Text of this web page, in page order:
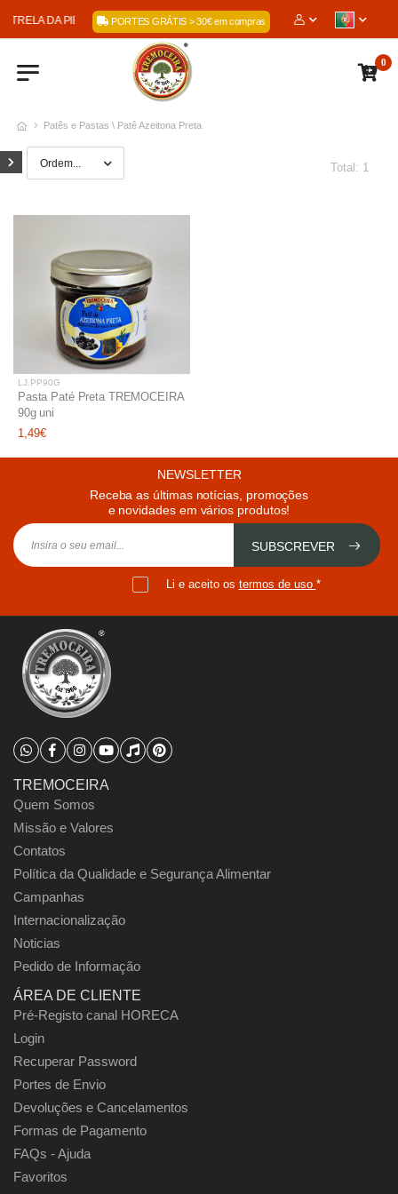
DA PIEDADE, LDAPORTES GRÁTIS > 30€ em compras
0
Patês e Pastas \ Patê Azeitona Preta
Total: 1
LJ.PP90G
Pasta Paté Preta TREMOCEIRA
90g uni
1,49€
NEWSLETTER
Receba as últimas notícias, promoções
e novidades em vários produtos!
SUBSCREVER
Li e aceito os termos de uso *
TREMOCEIRA
Quem Somos
Missão e Valores
Contatos
Política da Qualidade e Segurança Alimentar
Campanhas
Internacionalização
Noticias
Pedido de Informação
ÁREA DE CLIENTE
Pré-Registo canal HORECA
Login
Recuperar Password
Portes de Envio
Devoluções e Cancelamentos
Formas de Pagamento
FAQs - Ajuda
Favoritos